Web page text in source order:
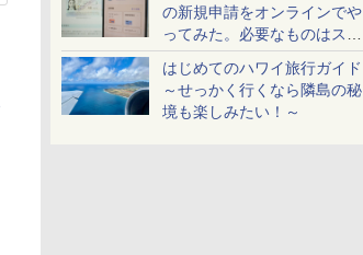
の新規申請をオンラインでや
ってみた。必要なものはスマ
ホとマイナカードのみ
はじめてのハワイ旅行ガイド
～せっかく行くなら隣島の秘
境も楽しみたい！～